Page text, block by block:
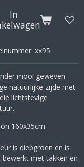
In
xx95
mooi geweven
natuurlijke zijde met
lichtstevige
160x35cm
is diepgroen en is
met takken en